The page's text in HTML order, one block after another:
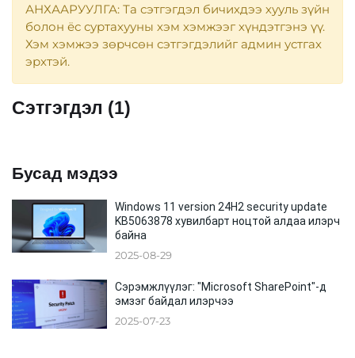
АНХААРУУЛГА: Та сэтгэгдэл бичихдээ хууль зүйн
болон ёс суртахууны хэм хэмжээг хүндэтгэнэ үү.
Хэм хэмжээ зөрчсөн сэтгэгдэлийг админ устгах
эрхтэй.
Сэтгэгдэл (1)
Бусад мэдээ
Windows 11 version 24H2 security update
KB5063878 хувилбарт ноцтой алдаа илэрч
байна
2025-08-29
Сэрэмжлүүлэг: "Microsoft SharePoint"-д
эмзэг байдал илэрчээ
2025-07-23